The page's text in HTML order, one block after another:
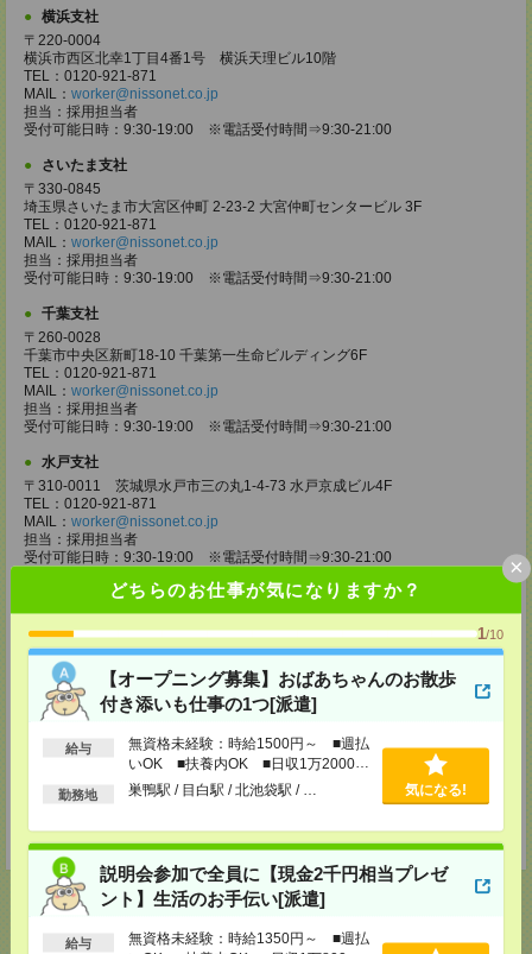
どちらのお仕事が気になりますか？
1/10
【オープニング募集】おばあちゃんのお散歩
付き添いも仕事の1つ[派遣]
給与
無資格未経験：時給1500円～ ■週払
いOK ■扶養内OK ■日収1万2000円
以上
勤務地 巣鴨駅 / 目白駅 / 北池袋駅 / … 気になる!
説明会参加で全員に【現金2千円相当プレゼ
ント】生活のお手伝い[派遣]
給与
無資格未経験：時給1350円～ ■週払
×
横浜支社
〒220-0004
横浜市西区北幸1丁目4番1号 横浜天理ビル10階
TEL：0120-921-871
MAIL： worker@nissonet.co.jp
担当：採用担当者
受付可能日時：9:30-19:00 ※電話受付時間⇒9:30-21:00
さいたま支社
〒330-0845
埼玉県さいたま市大宮区仲町 2-23-2 大宮仲町センタービル 3F
TEL：0120-921-871
MAIL： worker@nissonet.co.jp
担当：採用担当者
受付可能日時：9:30-19:00 ※電話受付時間⇒9:30-21:00
千葉支社
〒260-0028
千葉市中央区新町18-10 千葉第一生命ビルディング6F
TEL：0120-921-871
MAIL： worker@nissonet.co.jp
担当：採用担当者
受付可能日時：9:30-19:00 ※電話受付時間⇒9:30-21:00
水戸支社
〒310-0011 茨城県水戸市三の丸1-4-73 水戸京成ビル4F
TEL：0120-921-871
MAIL： worker@nissonet.co.jp
担当：採用担当者
受付可能日時：9:30-19:00 ※電話受付時間⇒9:30-21:00
宇都宮支社
〒320-0811 栃木県宇都宮市大通り1-2-11 フコク生命ビル4F
TEL：0120-921-871
MAIL：worker@nissonet.co.jp
担当：採用担当者
受付可能日時：9:30-19:00 ※電話受付時間⇒9:30-21:00
高崎支社
埼玉県さいたま市大宮区仲町2-23-2 大宮仲町センタービル3F（さいたま
TEL：0120-921-871
MAIL：worker@nissonet.co.jp
受付可能日時：9:30-19:00 ※電話受付時間⇒9:30-21:00